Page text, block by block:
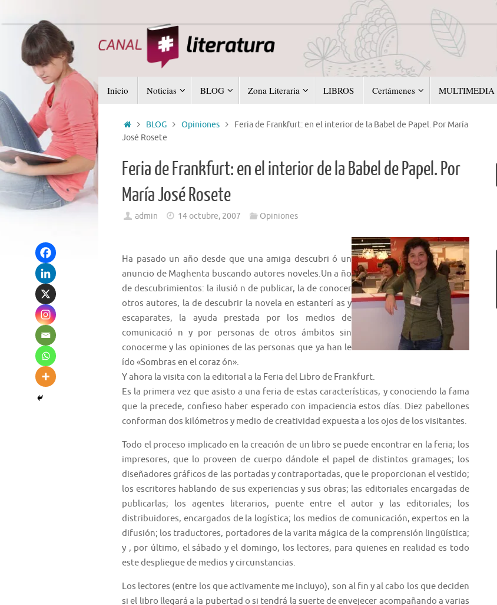
al
contenido
al
contenido
Inicio Noticias BLOG Zona Literaria LIBROS Certámenes MULTIMEDIA
InicioBLOG Opiniones
Feria de Frankfurt: en el interior de la Babel de Papel. Por María
José Rosete
Feria de Frankfurt: en el interior de la Babel de Papel. Por
María José Rosete
admin 14 octubre, 2007 Opiniones
Ha pasado un año desde que una amiga descubri ó un
anuncio de Maghenta buscando autores noveles.Un a ño
de descubrimientos: la ilusió n de publicar, la de conocer
otros autores, la de descubrir la novela en estanterí as y
escaparates, la ayuda prestada por los medios de
comunicació n y por personas de otros ámbitos sin
conocerme y las opiniones de las personas que ya han le
ído «Sombras en el coraz ón».
Y ahora la visita con la editorial a la Feria del Libro de Frankfurt.
Es la primera vez que asisto a una feria de estas características, y conociendo la fama
que la precede, confieso haber esperado con impaciencia estos días. Diez pabellones
conforman dos kilómetros y medio de creatividad expuesta a los ojos de los visitantes.
Todo el proceso implicado en la creación de un libro se puede encontrar en la feria; los
impresores, que lo proveen de cuerpo dándole el papel de distintos gramages; los
diseñadores gráficos de las portadas y contraportadas, que le proporcionan el vestido;
los escritores hablando de sus experiencias y sus obras; las editoriales encargadas de
publicarlas; los agentes literarios, puente entre el autor y las editoriales; los
distribuidores, encargados de la logística; los medios de comunicación, expertos en la
difusión; los traductores, portadores de la varita mágica de la comprensión lingüística;
y , por último, el sábado y el domingo, los lectores, para quienes en realidad es todo
este despliegue de medios y circunstancias.
Los lectores (entre los que activamente me incluyo), son al fin y al cabo los que deciden
si el libro llegará a la pubertad o si tendrá la suerte de envejecer acompañando a varias